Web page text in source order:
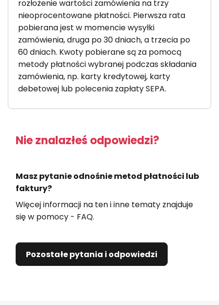
rozłożenie wartości zamówienia na trzy
nieoprocentowane płatności. Pierwsza rata
pobierana jest w momencie wysyłki
zamówienia, druga po 30 dniach, a trzecia po
60 dniach. Kwoty pobierane są za pomocą
metody płatności wybranej podczas składania
zamówienia, np. karty kredytowej, karty
debetowej lub polecenia zapłaty SEPA.
Nie znalazłeś odpowiedzi?
Masz pytanie odnośnie metod płatności lub
faktury?
Więcej informacji na ten i inne tematy znajduje
się w pomocy - FAQ.
Pozostałe pytania i odpowiedzi